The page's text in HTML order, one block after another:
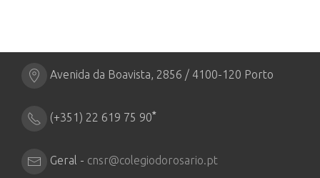
Avenida da Boavista, 2856 / 4100-120 Porto
(+351) 22 619 75 90*
Geral - cnsr@colegiodorosario.pt